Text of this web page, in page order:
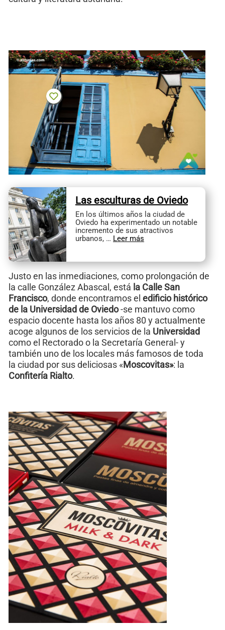
Las esculturas de Oviedo
En los últimos años la ciudad de
Oviedo ha experimentado un notable
incremento de sus atractivos
urbanos, … Leer más
Justo en las inmediaciones, como prolongación de
la calle González Abascal, está la Calle San
Francisco, donde encontramos el edificio histórico
de la Universidad de Oviedo-se mantuvo como
espacio docente hasta los años 80 y actualmente
acoge algunos de los servicios de la Universidad
como el Rectorado o la Secretaría General- y
también uno de los locales más famosos de toda
la ciudad por sus deliciosas «Moscovitas»: la
Confitería Rialto.